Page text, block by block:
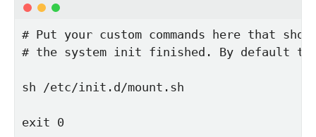
# Put your custom commands here that
# the system init finished. By default
sh /etc/init.d/mount.sh
exit 0